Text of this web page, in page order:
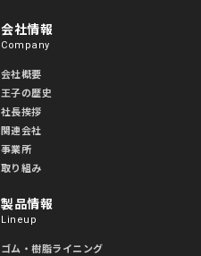
会社情報
Company
会社概要
王子の歴史
社長挨拶
関連会社
事業所
取り組み
製品情報
Lineup
ゴム・樹脂ライニング